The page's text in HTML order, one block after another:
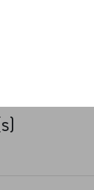
dynamique
Ces
CUPRA ou un